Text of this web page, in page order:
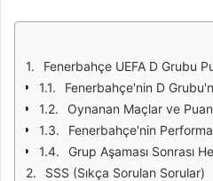
Fenerbahçe UEFA D Grubu
Fenerbahçe'nin D
Oynanan Maçlar ve
Fenerbahçe'nin
Grup Aşaması Sonrası
SSS (Sıkça Sorulan Sorular)